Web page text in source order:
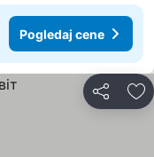
Pogledaj cene
Deli